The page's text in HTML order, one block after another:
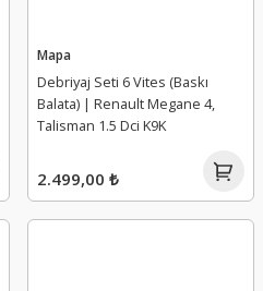
Mapa
Debriyaj Seti 6 Vites (Baskı
Balata) | Renault Megane 4,
Talisman 1.5 Dci K9K
2.499,00 ₺